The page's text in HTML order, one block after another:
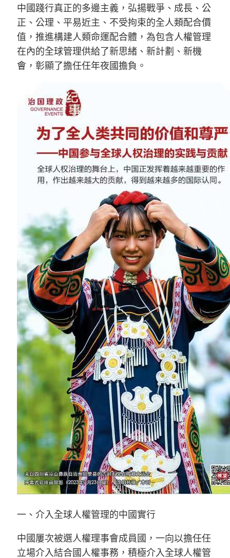
中國踐行真正的多邊主義，弘揚戰爭、成長、公
正、公理、平易近主、不受拘束的全人類配合價
值，推進構建人類命運配合體，為包含人權管理
在內的全球管理供給了新思緒、新計劃、新機
會，彰顯了擔任任年夜國擔負。
一、介入全球人權管理的中國實行
中國屢次被選人權理事會成員國，一向以擔任任
立場介入結合國人權事務，積極介入全球人權管